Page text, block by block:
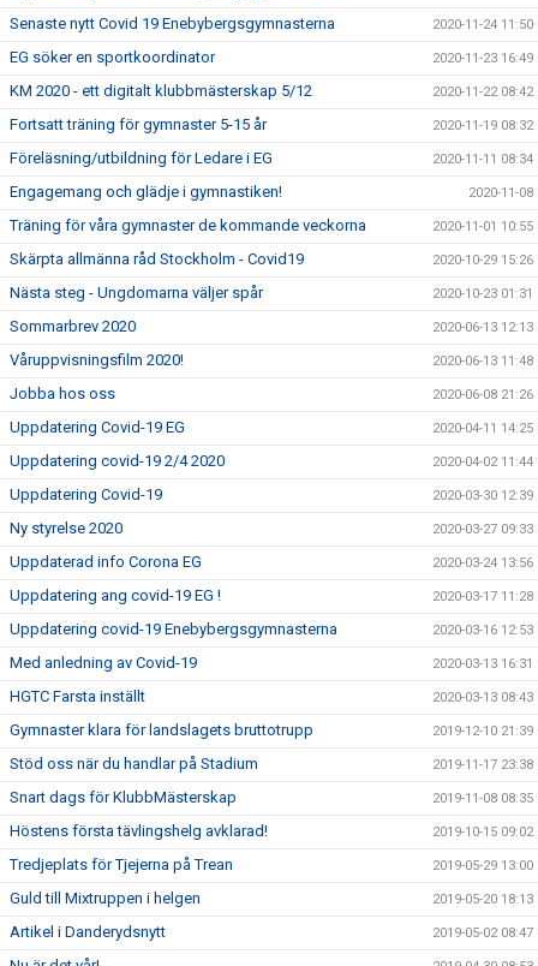
Senaste nytt Covid 19 Enebybergsgymnasterna 2020-11-24 11:50
EG söker en sportkoordinator 2020-11-23 16:49
KM 2020 - ett digitalt klubbmästerskap 5/12 2020-11-22 08:42
Fortsatt träning för gymnaster 5-15 år 2020-11-19 08:32
Föreläsning/utbildning för Ledare i EG 2020-11-11 08:34
Engagemang och glädje i gymnastiken! 2020-11-08
Träning för våra gymnaster de kommande veckorna 2020-11-01 10:55
Skärpta allmänna råd Stockholm - Covid19 2020-10-29 15:26
Nästa steg - Ungdomarna väljer spår 2020-10-23 01:31
Sommarbrev 2020 2020-06-13 12:13
Våruppvisningsfilm 2020! 2020-06-13 11:48
Jobba hos oss 2020-06-08 21:26
Uppdatering Covid-19 EG 2020-04-11 14:25
Uppdatering covid-19 2/4 2020 2020-04-02 11:44
Uppdatering Covid-19 2020-03-30 12:39
Ny styrelse 2020 2020-03-27 09:33
Uppdaterad info Corona EG 2020-03-24 13:56
Uppdatering ang covid-19 EG ! 2020-03-17 11:28
Uppdatering covid-19 Enebybergsgymnasterna 2020-03-16 12:53
Med anledning av Covid-19 2020-03-13 16:31
HGTC Farsta inställt 2020-03-13 08:43
Gymnaster klara för landslagets bruttotrupp 2019-12-10 21:39
Stöd oss när du handlar på Stadium 2019-11-17 23:38
Snart dags för KlubbMästerskap 2019-11-08 08:35
Höstens första tävlingshelg avklarad! 2019-10-15 09:02
Tredjeplats för Tjejerna på Trean 2019-05-29 13:00
Guld till Mixtruppen i helgen 2019-05-20 18:13
Artikel i Danderydsnytt 2019-05-02 08:47